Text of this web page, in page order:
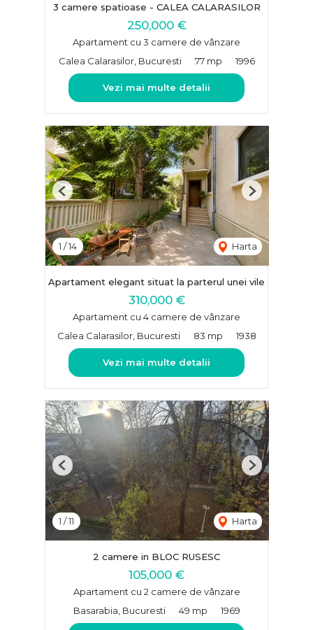
3 camere spatioase - CALEA CALARASILOR
250,000 €
Apartament cu 3 camere de vânzare
Calea Calarasilor, Bucuresti
77 mp 1996
Vezi mai multe detalii
1 /14 Harta
Previous Next
Apartament elegant situat la parterul unei vile
310,000 €
Apartament cu 4 camere de vânzare
Calea Calarasilor, Bucuresti
83 mp 1938
Vezi mai multe detalii
1 /11 Harta
Previous Next
2 camere in BLOC RUSESC
105,000 €
Apartament cu 2 camere de vânzare
Basarabia, Bucuresti
49 mp 1969